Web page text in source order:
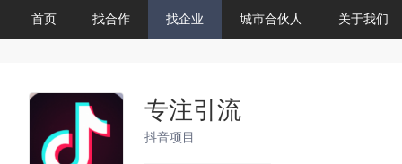
首页 找合作 找企业 城市合伙人 关于我们
专注引流
抖音项目